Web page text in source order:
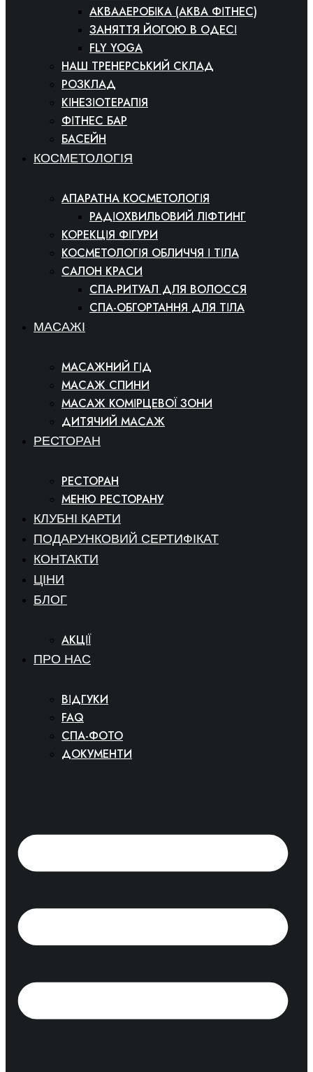
АКВААЕРОБІКА (АКВА ФІТНЕС)
ЗАНЯТТЯ ЙОГОЮ В ОДЕСІ
FLY YOGA
НАШ ТРЕНЕРСЬКИЙ СКЛАД
РОЗКЛАД
КІНЕЗІОТЕРАПІЯ
ФІТНЕС БАР
БАСЕЙН
КОСМЕТОЛОГІЯ
АПАРАТНА КОСМЕТОЛОГІЯ
РАДІОХВИЛЬОВИЙ ЛІФТИНГ
КОРЕКЦІЯ ФІГУРИ
КОСМЕТОЛОГІЯ ОБЛИЧЧЯ І ТІЛА
САЛОН КРАСИ
СПА-РИТУАЛ ДЛЯ ВОЛОССЯ
СПА-ОБГОРТАННЯ ДЛЯ ТІЛА
МАСАЖІ
МАСАЖНИЙ ГІД
МАСАЖ СПИНИ
МАСАЖ КОМІРЦЕВОЇ ЗОНИ
ДИТЯЧИЙ МАСАЖ
РЕСТОРАН
РЕСТОРАН
МЕНЮ РЕСТОРАНУ
КЛУБНІ КАРТИ
ПОДАРУНКОВИЙ СЕРТИФІКАТ
КОНТАКТИ
ЦІНИ
БЛОГ
АКЦІЇ
ПРО НАС
ВІДГУКИ
FAQ
СПА-ФОТО
ДОКУМЕНТИ